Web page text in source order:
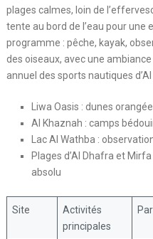
plages calmes, loin de
tente au bord de l’eau pour une
programme : pêche, kayak,
des oiseaux, avec une
annuel des sports nautiques d’Al
Liwa Oasis : dunes
Al Khaznah : camps
Lac Al Wathba :
Plages d’Al Dhafra et
absolu
Site
Activités
principales